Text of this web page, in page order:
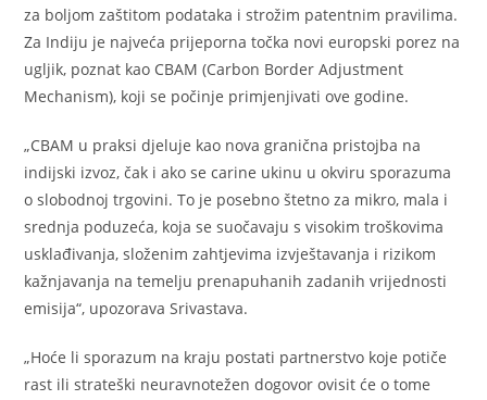
za boljom zaštitom podataka i strožim patentnim pravilima.
Za Indiju je najveća prijeporna točka novi europski porez na
ugljik, poznat kao CBAM (Carbon Border Adjustment
Mechanism), koji se počinje primjenjivati ove godine.
„CBAM u praksi djeluje kao nova granična pristojba na
indijski izvoz, čak i ako se carine ukinu u okviru sporazuma
o slobodnoj trgovini. To je posebno štetno za mikro, mala i
srednja poduzeća, koja se suočavaju s visokim troškovima
usklađivanja, složenim zahtjevima izvještavanja i rizikom
kažnjavanja na temelju prenapuhanih zadanih vrijednosti
emisija“, upozorava Srivastava.
„Hoće li sporazum na kraju postati partnerstvo koje potiče
rast ili strateški neuravnotežen dogovor ovisit će o tome